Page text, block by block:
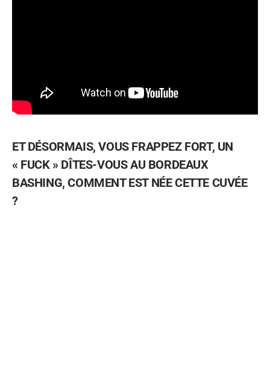
ET DÉSORMAIS, VOUS FRAPPEZ FORT, UN
« FUCK » DÎTES-VOUS AU BORDEAUX
BASHING, COMMENT EST NÉE CETTE CUVÉE
?